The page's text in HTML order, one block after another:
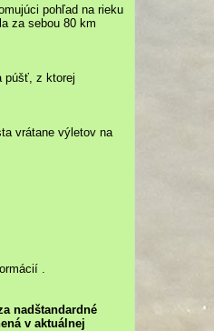
pohľad na rieku
za sebou 80 km
púšť, z ktorej
vrátane výletov na
.
nadštandardné
v aktuálnej